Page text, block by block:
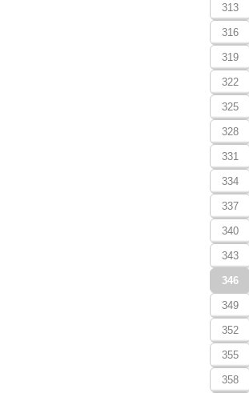
313
316
319
322
325
328
331
334
337
340
343
346
349
352
355
358